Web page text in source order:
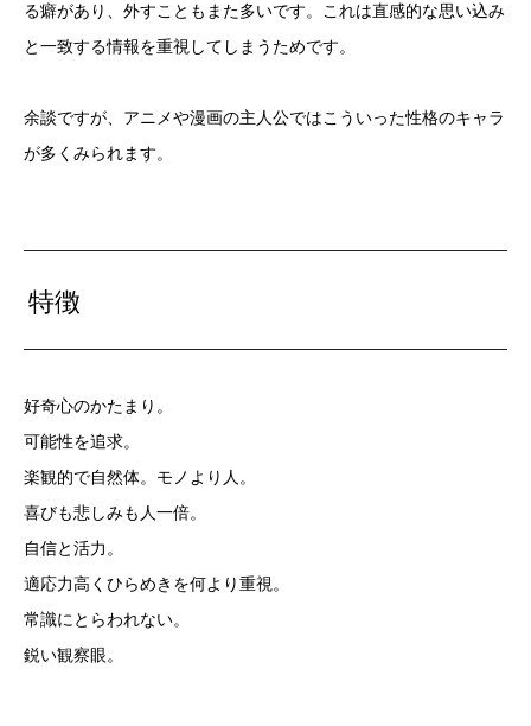
る癖があり、外すこともまた多いです。これは直感的な思い込み
と一致する情報を重視してしまうためです。
余談ですが、アニメや漫画の主人公ではこういった性格のキャラ
が多くみられます。
特徴
好奇心のかたまり。
可能性を追求。
楽観的で自然体。モノより人。
喜びも悲しみも人一倍。
自信と活力。
適応力高くひらめきを何より重視。
常識にとらわれない。
鋭い観察眼。